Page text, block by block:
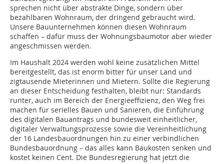
sprechen nicht über abstrakte Dinge, sondern über
bezahlbaren Wohnraum, der dringend gebraucht wird.
Unsere Bauunternehmen können diesen Wohnraum
schaffen – dafür muss der Wohnungsbaumotor aber wieder
angeschmissen werden.
Im Haushalt 2024 werden wohl keine zusätzlichen Mittel
bereitgestellt, das ist enorm bitter für unser Land und
zigtausende Mieterinnen und Mietern. Sollte die Regierung
an dieser Entscheidung festhalten, bleibt nur: Standards
runter, auch im Bereich der Energieeffizienz, den Weg frei
machen für serielles Bauen und Sanieren, die Einführung
des digitalen Bauantrags und bundesweit einheitlicher,
digitaler Verwaltungsprozesse sowie die Vereinheitlichung
der 16 Landesbauordnungen hin zu einer verbindlichen
Bundesbauordnung – das alles kann Baukosten senken und
kostet keinen Cent. Die Bundesregierung hat jetzt die